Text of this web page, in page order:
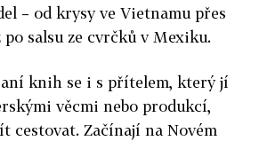
– od krysy ve Vietnamu přes
salsu ze cvrčků v Mexiku.
knih se i s přítelem, který jí
věcmi nebo produkcí,
cestovat. Začínají na Novém